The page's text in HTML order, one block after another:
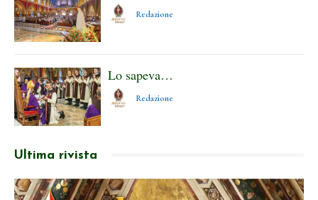
Redazione
Lo sapeva…
Redazione
Ultima rivista